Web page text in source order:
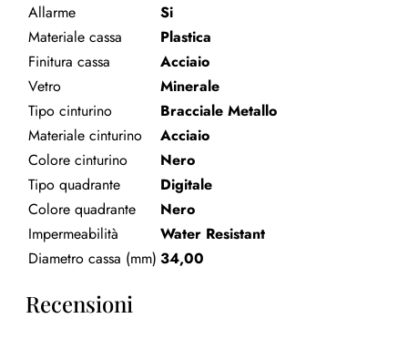
Allarme
Si
Materiale cassa
Plastica
Finitura cassa
Acciaio
Vetro
Minerale
Tipo cinturino
Bracciale Metallo
Materiale cinturino
Acciaio
Colore cinturino
Nero
Tipo quadrante
Digitale
Colore quadrante
Nero
Impermeabilità
Water Resistant
Diametro cassa (mm) 34,00
Recensioni